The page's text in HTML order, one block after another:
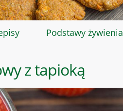
Podstawy żywienia
z tapioką